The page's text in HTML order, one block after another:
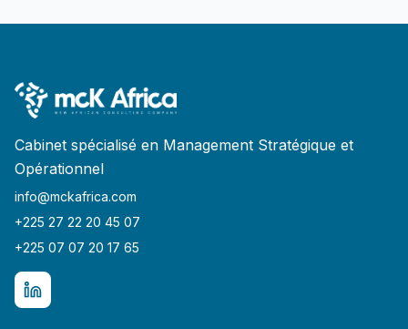
Cabinet spécialisé en Management Stratégique et
Opérationnel
info@mckafrica.com
+225 27 22 20 45 07
+225 07 07 20 17 65